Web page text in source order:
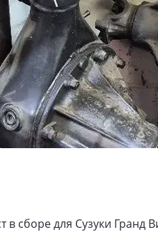
сборе для Сузуки Гранд